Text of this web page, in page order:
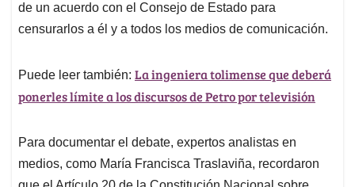
de un acuerdo con el Consejo de Estado para
censurarlos a él y a todos los medios de comunicación.
Puede leer también: La ingeniera tolimense que deberá
ponerles límite a los discursos de Petro por televisión
Para documentar el debate, expertos analistas en
medios, como María Francisca Traslaviña, recordaron